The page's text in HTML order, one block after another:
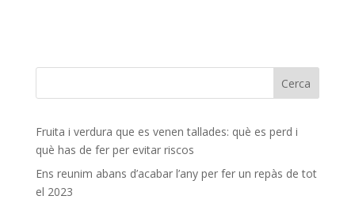
Fruita i verdura que es venen tallades: què es perd i
què has de fer per evitar riscos
Ens reunim abans d’acabar l’any per fer un repàs de tot
el 2023